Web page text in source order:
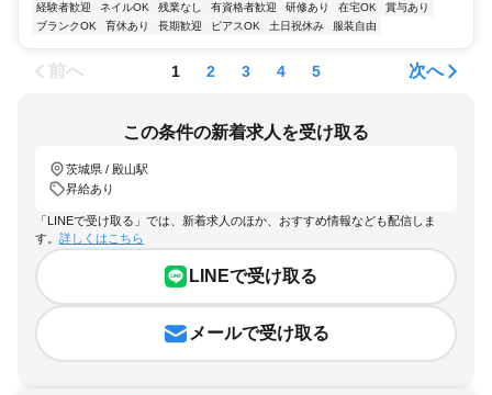
経験者歓迎
ネイルOK 残業なし 有資格者歓迎 研修あり 在宅OK
賞与あり
ブランクOK
育休あり 長期歓迎 ピアスOK 土日祝休み 服装自由
前へ 1 2 3 4 5 次へ
この条件の新着求人を受け取る
茨城県 / 殿山駅
昇給あり
「LINEで受け取る」では、新着求人のほか、おすすめ情報なども配信しま
す。 詳しくはこちら
LINEで受け取る
メールで受け取る